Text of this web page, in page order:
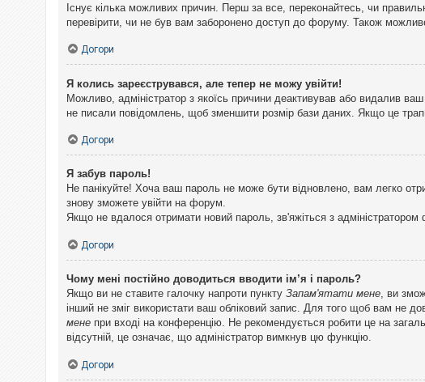
Існує кілька можливих причин. Перш за все, переконайтесь, чи
перевірити, чи не був вам заборонено доступ до форуму. Також
Догори
Я колись зареєструвався, але тепер не можу увійти!
Можливо, адміністратор з якоїсь причини деактивував або видалив
не писали повідомлень, щоб зменшити розмір бази даних. Якщо це
Догори
Я забув пароль!
Не панікуйте! Хоча ваш пароль не може бути відновлено, вам легко
знову зможете увійти на форум.
Якщо не вдалося отримати новий пароль, зв'яжіться з адміністратором
Догори
Чому мені постійно доводиться вводити ім’я і пароль?
Якщо ви не ставите галочку напроти пункту Запам'ятати мене, ви
інший не зміг використати ваш обліковий запис. Для того щоб вам не
мене при вході на конференцію. Не рекомендується робити це на
відсутній, це означає, що адміністратор вимкнув цю функцію.
Догори